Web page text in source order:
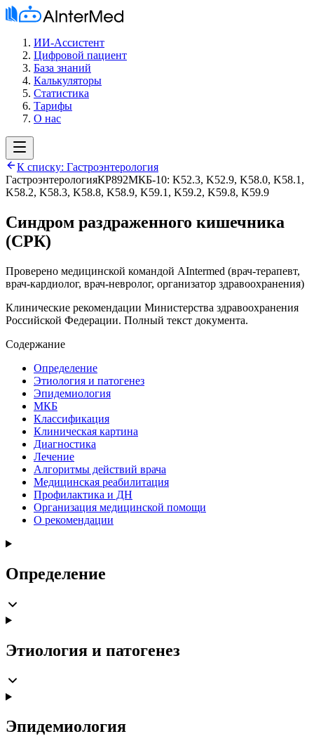
ИИ-Ассистент
Цифровой пациент
База знаний
Калькуляторы
Статистика
Тарифы
О нас
К списку: Гастроэнтерология
ГастроэнтерологияКР892МКБ-10: K52.3, K52.9, K58.0, K58.1,
K58.2, K58.3, K58.8, K58.9, K59.1, K59.2, K59.8, K59.9
Синдром раздраженного кишечника
(СРК)
Проверено медицинской командой AIntermed (врач-терапевт,
врач-кардиолог, врач-невролог, организатор здравоохранения)
Клинические рекомендации Министерства здравоохранения
Российской Федерации. Полный текст документа.
Содержание
Определение
Этиология и патогенез
Эпидемиология
МКБ
Классификация
Клиническая картина
Диагностика
Лечение
Алгоритмы действий врача
Медицинская реабилитация
Профилактика и ДН
Организация медицинской помощи
О рекомендации
Определение
Этиология и патогенез
Эпидемиология